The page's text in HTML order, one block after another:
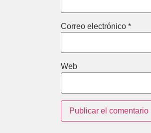
Correo electrónico *
Web